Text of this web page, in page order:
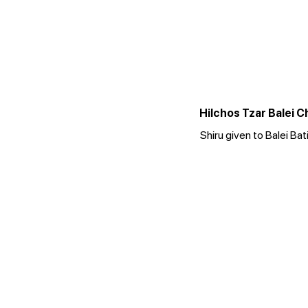
Hilchos Tzar Balei
Shiru given to Balei